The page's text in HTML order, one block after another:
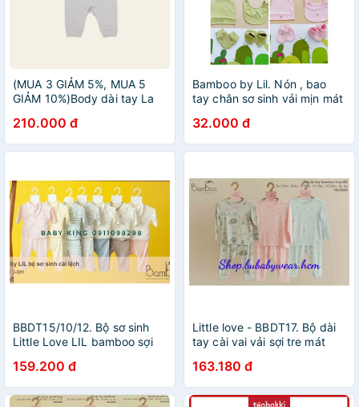
(MUA 3 GIẢM 5%, MUA 5
GIẢM 10%)Body dài tay La
Ghi
210.000 đ
Bamboo by Lil. Nón , bao
tay chân sơ sinh vải mịn mát
32.000 đ
BBDT15/10/12. Bộ sơ sinh
Little Love LIL bamboo sợi
yếm
159.200 đ
Little love - BBDT17. Bộ dài
tay cài vai vải sợi tre mát
163.180 đ